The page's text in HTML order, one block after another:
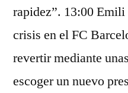
rapidez”. 13:00 Emili
crisis en el FC
revertir mediante
escoger un nuevo